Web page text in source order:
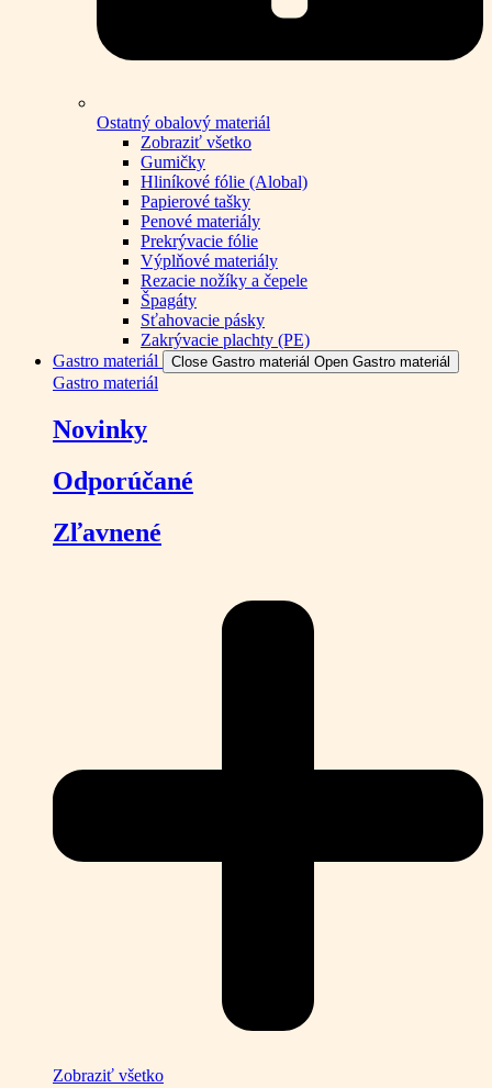
Ostatný obalový materiál
Zobraziť všetko
Gumičky
Hliníkové fólie (Alobal)
Papierové tašky
Penové materiály
Prekrývacie fólie
Výplňové materiály
Rezacie nožíky a čepele
Špagáty
Sťahovacie pásky
Zakrývacie plachty (PE)
Gastro materiál
Close Gastro materiál Open Gastro materiál
Gastro materiál
Novinky
Odporúčané
Zľavnené
Zobraziť všetko